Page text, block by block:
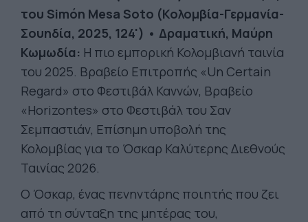
του Simón Mesa Soto (Κολομβία-Γερμανία-
Σουηδία, 2025, 124') • Δραματική, Μαύρη
Κωμωδία: Η πιο εμπορική Κολομβιανή ταινία
του 2025. Βραβείο Επιτροπής «Un Certain
Regard» στο Φεστιβάλ Καννών, Βραβείο
«Horizontes» στο Φεστιβάλ του Σαν
Σεμπαστιάν, Επίσημη υποβολή της
Κολομβίας για το Όσκαρ Καλύτερης Διεθνούς
Ταινίας 2026.
Ο Όσκαρ, ένας πενηντάρης ποιητής που ζει
από τη σύνταξη της μητέρας του,